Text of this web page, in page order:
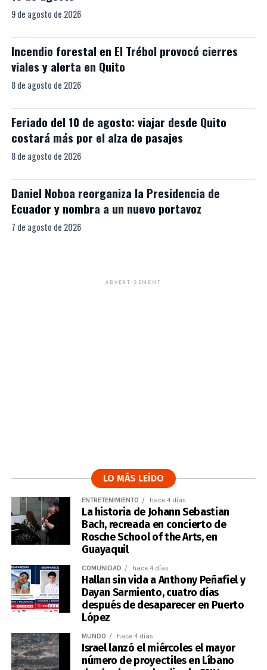
9 de agosto de 2026
Incendio forestal en El Trébol provocó cierres
viales y alerta en Quito
8 de agosto de 2026
Feriado del 10 de agosto: viajar desde Quito
costará más por el alza de pasajes
8 de agosto de 2026
Daniel Noboa reorganiza la Presidencia de
Ecuador y nombra a un nuevo portavoz
7 de agosto de 2026
ADVERTISEMENT
LO MÁS LEÍDO
ENTRETENIMIENTO hace 4 días
La historia de Johann Sebastian
Bach, recreada en concierto de
Rosche School of the Arts, en
Guayaquil
COMUNIDAD hace 4 días
Hallan sin vida a Anthony Peñafiel y
Dayan Sarmiento, cuatro días
después de desaparecer en Puerto
López
MUNDO hace 4 días
Israel lanzó el miércoles el mayor
número de proyectiles en Líbano